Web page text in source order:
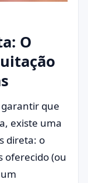
O
garantir que
existe uma
direta: o
oferecido (ou